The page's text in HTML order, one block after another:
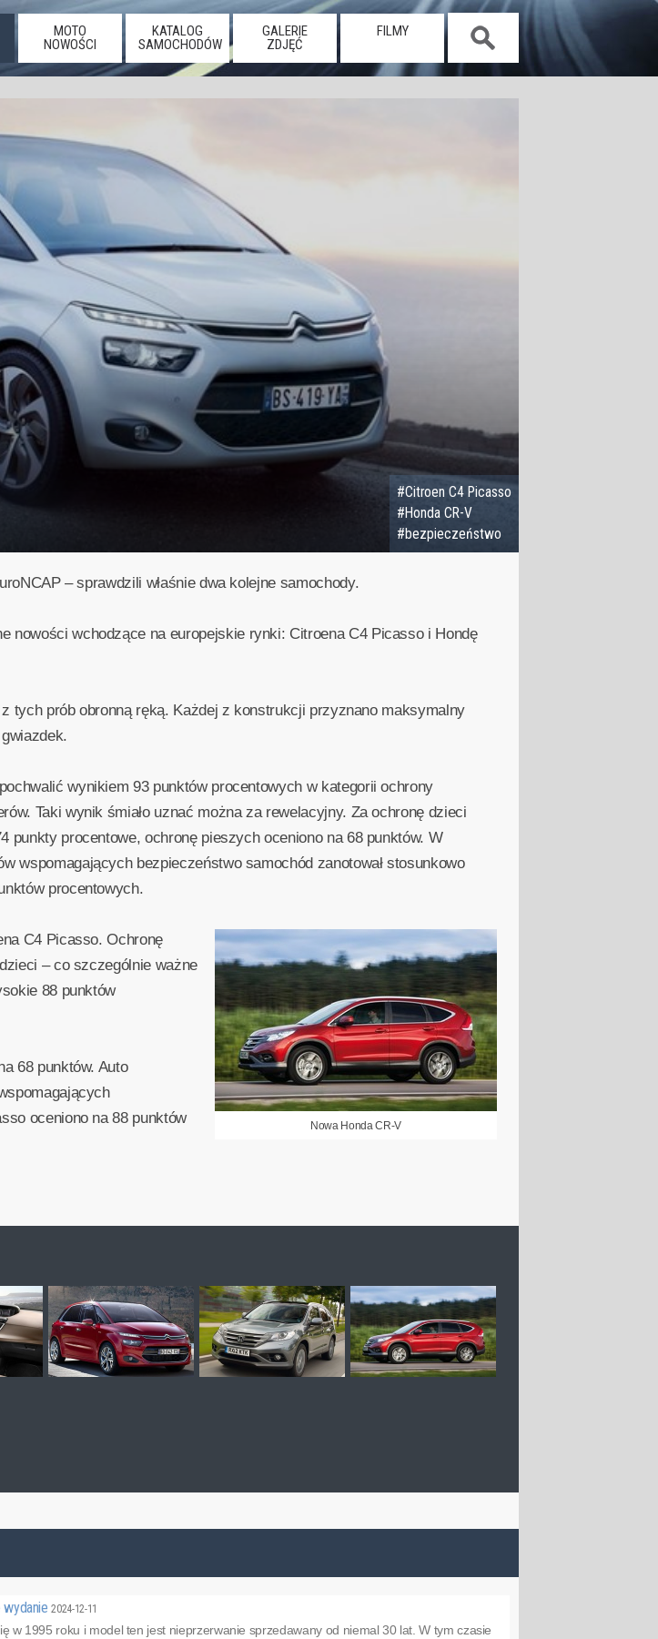
MOTO
NOWOŚCI
KATALOG
SAMOCHODÓW
GALERIE
ZDJĘĆ
FILMY
#Citroen C4 Picasso
#Honda CR-V
#bezpieczeństwo
– sprawdzili właśnie dwa kolejne samochody.
nowości wchodzące na europejskie rynki: Citroena C4 Picasso i Hondę
z tych prób obronną ręką. Każdej z konstrukcji przyznano maksymalny
wynikiem 93 punktów procentowych w kategorii ochrony
Taki wynik śmiało uznać można za rewelacyjny. Za ochronę dzieci
punkty procentowe, ochronę pieszych oceniono na 68 punktów. W
wspomagających bezpieczeństwo samochód zanotował stosunkowo
procentowych.
Nowa Honda CR-V
C4 Picasso. Ochronę
– co szczególnie ważne
88 punktów
68 punktów. Auto
oceniono na 88 punktów
wydanie2024-12-11
w 1995 roku i model ten jest nieprzerwanie sprzedawany od niemal 30 lat. W tym czasie